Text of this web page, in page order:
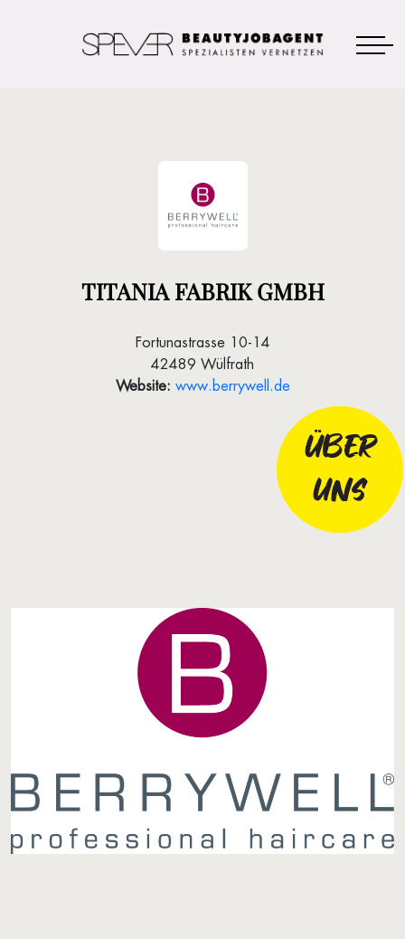
TITANIA FABRIK GMBH
Fortunastrasse 10-14
42489 Wülfrath
Website: www.berrywell.de
ÜBER
UNS